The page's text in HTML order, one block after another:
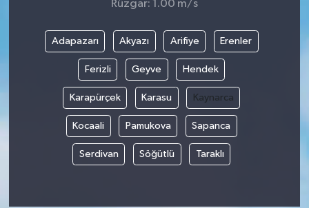
Rüzgar: 1.00 m/s
Adapazarı Akyazı Arifiye Erenler
Ferizli Geyve Hendek
Karapürçek Karasu Kaynarca
Kocaali Pamukova Sapanca
Serdivan Söğütlü Taraklı